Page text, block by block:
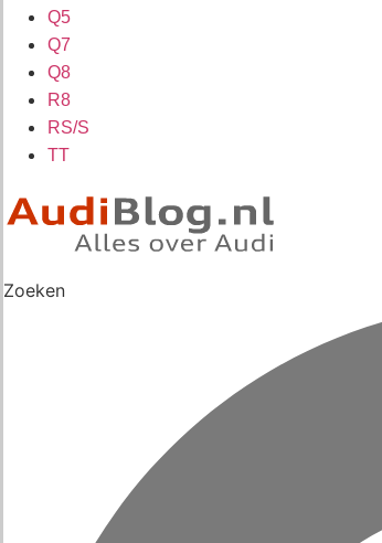
Q5
Q7
Q8
R8
RS/S
TT
Zoeken